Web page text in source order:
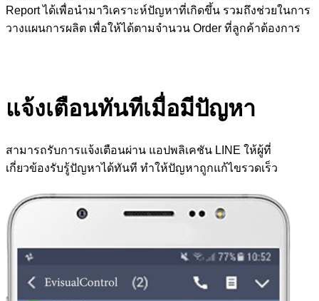
Report ได้เพื่อนำมาวิเคราะห์ปัญหาที่เกิดขึ้น รวมถึงช่วยในการ
วางแผนการผลิต เพื่อให้ได้ตามจำนวน Order ที่ลูกค้าต้องการ
แจ้งเตือนทันทีเมื่อมีปัญหา
สามารถรับการแจ้งเตือนผ่าน แอปพลิเคชัน LINE ให้ผู้ที่
เกี่ยวข้องรับรู้ปัญหาได้ทันที ทำให้ปัญหาถูกแก้ไขรวดเร็ว